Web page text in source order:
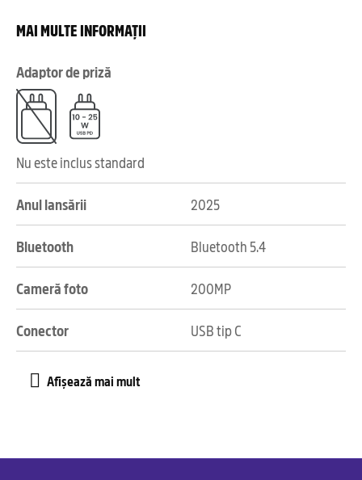
MAI MULTE INFORMAȚII
Adaptor de priză
Nu este inclus standard
Anul lansării 2025
Bluetooth Bluetooth 5.4
Cameră foto 200MP
Conector USB tip C